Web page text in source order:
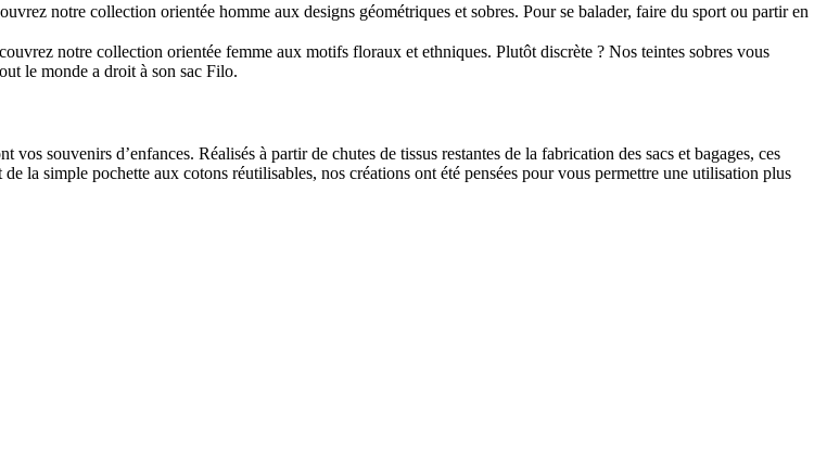
notre collection orientée homme aux designs géométriques et sobres. Pour se balader, faire du sport ou partir en
notre collection orientée femme aux motifs floraux et ethniques. Plutôt discrète ? Nos teintes sobres vous
le monde a droit à son sac Filo.
souvenirs d’enfances. Réalisés à partir de chutes de tissus restantes de la fabrication des sacs et bagages, ces
la simple pochette aux cotons réutilisables, nos créations ont été pensées pour vous permettre une utilisation plus